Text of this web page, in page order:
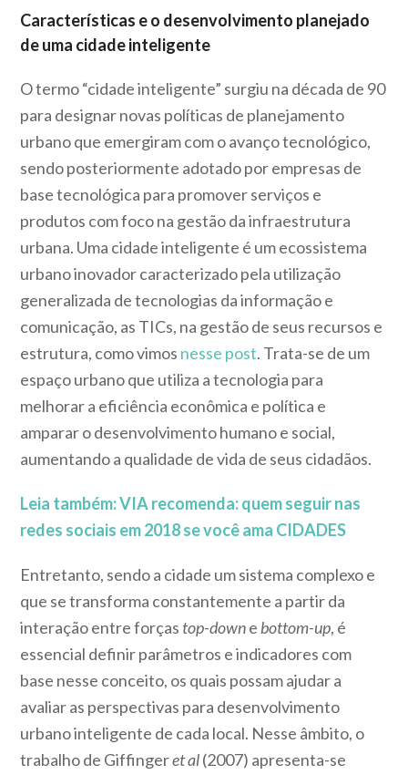
Características e o desenvolvimento planejado
de uma cidade inteligente
O termo “cidade inteligente” surgiu na década de 90
para designar novas políticas de planejamento
urbano que emergiram com o avanço tecnológico,
sendo posteriormente adotado por empresas de
base tecnológica para promover serviços e
produtos com foco na gestão da infraestrutura
urbana. Uma cidade inteligente é um ecossistema
urbano inovador caracterizado pela utilização
generalizada de tecnologias da informação e
comunicação, as TICs, na gestão de seus recursos e
estrutura, como vimos nesse post. Trata-se de um
espaço urbano que utiliza a tecnologia para
melhorar a eficiência econômica e política e
amparar o desenvolvimento humano e social,
aumentando a qualidade de vida de seus cidadãos.
Leia também: VIA recomenda: quem seguir nas
redes sociais em 2018 se você ama CIDADES
Entretanto, sendo a cidade um sistema complexo e
que se transforma constantemente a partir da
interação entre forças top-downe bottom-up, é
essencial definir parâmetros e indicadores com
base nesse conceito, os quais possam ajudar a
avaliar as perspectivas para desenvolvimento
urbano inteligente de cada local. Nesse âmbito, o
trabalho de Giffingeret al(2007) apresenta-se